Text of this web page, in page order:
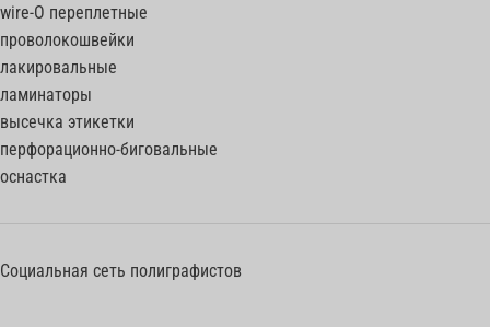
wire-O переплетные
проволокошвейки
лакировальные
ламинаторы
высечка этикетки
перфорационно-биговальные
оснастка
Социальная сеть полиграфистов